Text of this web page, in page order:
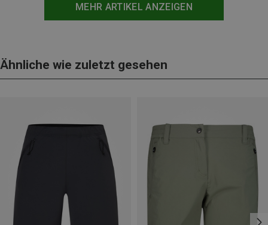
MEHR ARTIKEL ANZEIGEN
Ähnliche wie zuletzt gesehen